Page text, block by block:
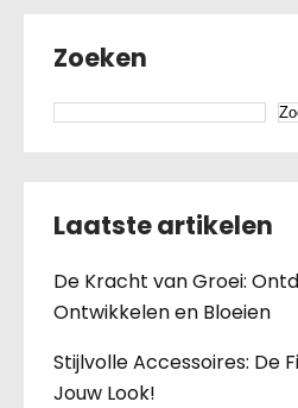
Zoeken
Laatste artikelen
De Kracht van Groei:
Ontwikkelen en Bloeien
Stijlvolle Accessoires: De
Jouw Look!